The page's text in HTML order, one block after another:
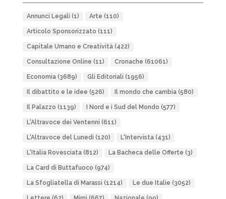
Annunci Legali (1) Arte (110)
Articolo Sponsorizzato (111)
Capitale Umano e Creatività(422)
Consultazione Online (11) Cronache (61061)
Economia(3689) Gli Editoriali (1956)
Il dibattito e le idee (526) Il mondo che cambia(580)
Il Palazzo (1139) I Nord e i Sud del Mondo (577)
L'Altravoce dei Ventenni (611)
L'Altravoce del Lunedì (120) L'Intervista(431)
L'Italia Rovesciata(812) La Bacheca delle Offerte (3)
La Card di Buttafuoco (974)
La Sfogliatella di Marassi (1214) Le due Italie (3052)